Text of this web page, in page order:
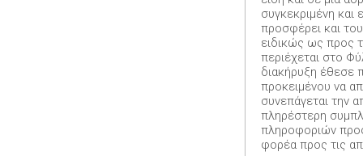
συγκεκριμένη και
προσφέρει και
ειδικώς ως προς
περιέχεται στο
διακήρυξη έθεσε
προκειμένου να
συνεπάγεται την
πληρέστερη
πληροφοριών
φορέα προς τις